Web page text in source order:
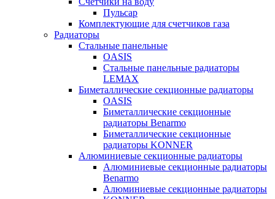
Пульсар
Комплектующие для счетчиков газа
Радиаторы
Стальные панельные
OASIS
Стальные панельные радиаторы
LEMAX
Биметаллические секционные радиаторы
OASIS
Биметаллические секционные
радиаторы Benarmo
Биметаллические секционные
радиаторы KONNER
Алюминиевые секционные радиаторы
Алюминиевые секционные радиаторы
Benarmo
Алюминиевые секционные радиаторы